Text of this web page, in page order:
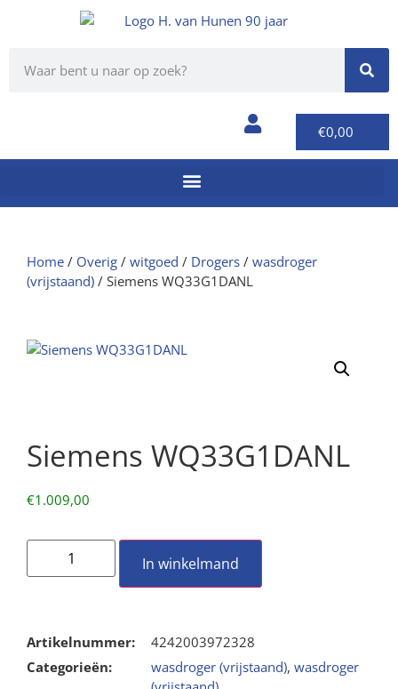
€0,00
Home / Overig / witgoed / Drogers / wasdroger
(vrijstaand) / Siemens WQ33G1DANL
Siemens WQ33G1DANL
€1.009,00
In winkelmand
Artikelnummer:
4242003972328
Categorieën:
wasdroger (vrijstaand), wasdroger